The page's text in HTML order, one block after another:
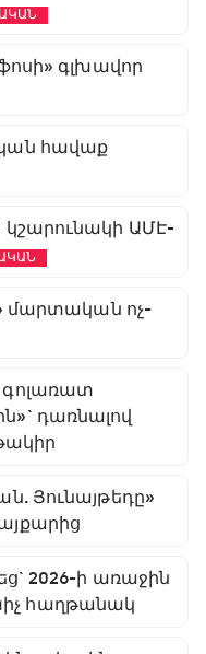
գլխավոր
հավաք
կշարունակի ԱՄԷ-
մարտական ոչ-
գոլառատ
դառնալով
Յունայթեդը»
2026-ի առաջին
հաղթանակ